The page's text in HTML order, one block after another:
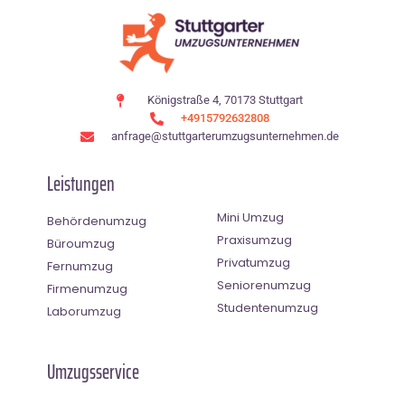
Königstraße 4, 70173 Stuttgart
+4915792632808
anfrage@stuttgarterumzugsunternehmen.de
Leistungen
Behördenumzug
Büroumzug
Fernumzug
Firmenumzug
Laborumzug
Mini Umzug
Praxisumzug
Privatumzug
Seniorenumzug
Studentenumzug
Umzugsservice